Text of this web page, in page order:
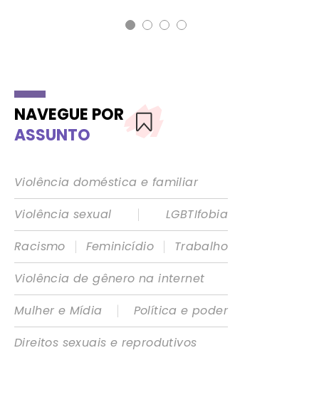
NAVEGUE POR
ASSUNTO
Violência doméstica e familiar
Violência sexual
|
LGBTIfobia
Racismo
| Feminicídio |
Trabalho
Violência de gênero na internet
Mulher e Mídia
|
Política e poder
Direitos sexuais e reprodutivos